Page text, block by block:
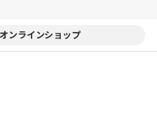
オンラインショップ